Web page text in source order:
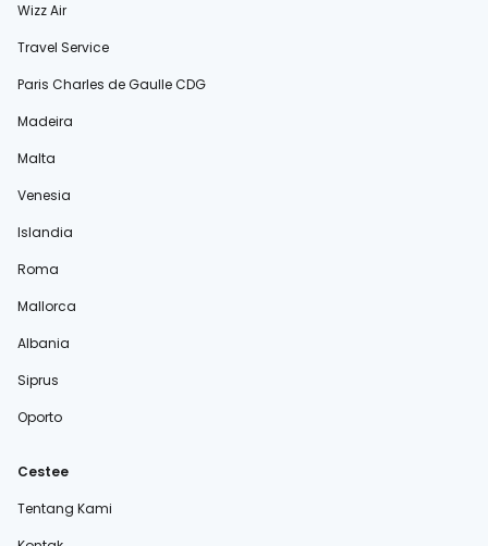
Wizz Air
Travel Service
Paris Charles de Gaulle CDG
Madeira
Malta
Venesia
Islandia
Roma
Mallorca
Albania
Siprus
Oporto
Cestee
Tentang Kami